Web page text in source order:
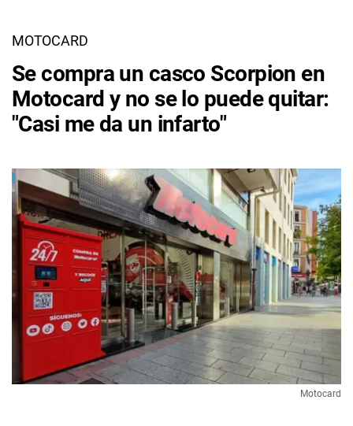
MOTOCARD
Se compra un casco Scorpion en
Motocard y no se lo puede quitar:
"Casi me da un infarto"
Motocard